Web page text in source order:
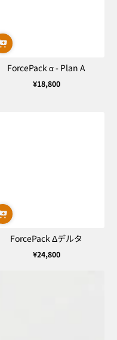
ForcePack α - Plan A
通
¥18,800
ForcePack Δデルタ
通
¥24,800